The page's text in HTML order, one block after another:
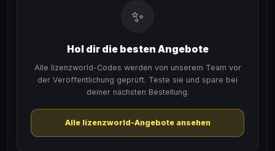
✨
Hol dir die besten Angebote
Alle lizenzworld-Codes werden von unserem Team vor
der Veröffentlichung geprüft. Teste sie und spare bei
deiner nächsten Bestellung.
Alle lizenzworld-Angebote ansehen